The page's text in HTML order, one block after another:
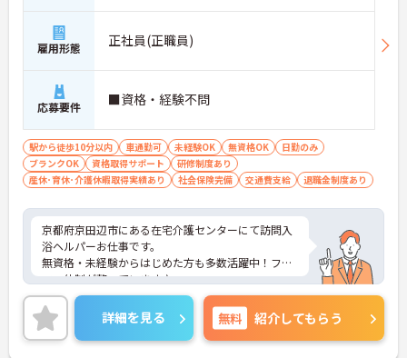
雇用形態 正社員(正職員)
応募要件 ■資格・経験不問
駅から徒歩10分以内 車通勤可 未経験OK 無資格OK
日勤のみ
ブランクOK
資格取得サポート
研修制度あり
産休･育休･介護休暇取得実績あり
社会保険完備 交通費支給 退職金制度あり
京都府京田辺市にある在宅介護センターにて訪問入
浴ヘルパーお仕事です。
無資格・未経験からはじめた方も多数活躍中！フォ
ロー体制が整っています♪
日勤のお仕事なのでプライベートと両立がしやすく
育児中の方にもおすすめの求人です。
ご興味がある方は是非一度マイナビまでお問い合わ
せください。さらに詳細などお伝えします！
詳細を見る 無料 紹介してもらう